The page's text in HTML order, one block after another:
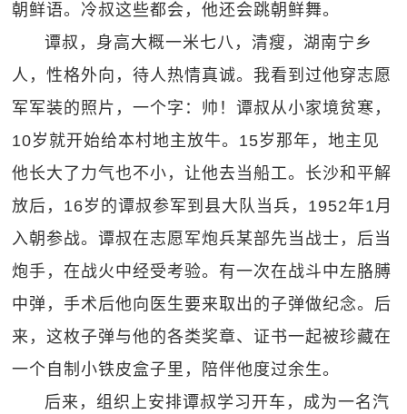
朝鲜语。冷叔这些都会，他还会跳朝鲜舞。
谭叔，身高大概一米七八，清瘦，湖南宁乡
人，性格外向，待人热情真诚。我看到过他穿志愿
军军装的照片，一个字：帅！谭叔从小家境贫寒，
10岁就开始给本村地主放牛。15岁那年，地主见
他长大了力气也不小，让他去当船工。长沙和平解
放后，16岁的谭叔参军到县大队当兵，1952年1月
入朝参战。谭叔在志愿军炮兵某部先当战士，后当
炮手，在战火中经受考验。有一次在战斗中左胳膊
中弹，手术后他向医生要来取出的子弹做纪念。后
来，这枚子弹与他的各类奖章、证书一起被珍藏在
一个自制小铁皮盒子里，陪伴他度过余生。
后来，组织上安排谭叔学习开车，成为一名汽